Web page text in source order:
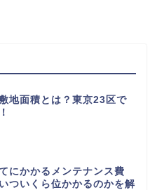
地面積とは？東京23区で
にかかるメンテナンス費
ついくら位かかるのかを解